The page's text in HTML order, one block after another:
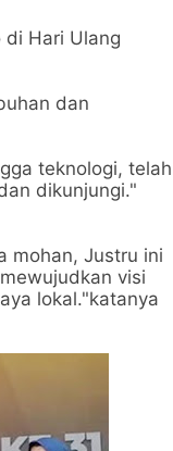
Hari Ulang
dan
teknologi, telah
dikunjungi."
mohan, Justru ini
visi
lokal."katanya